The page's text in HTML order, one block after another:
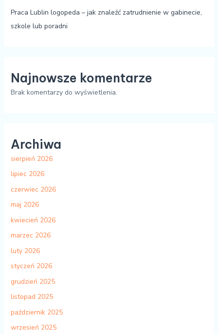
Praca Lublin logopeda – jak znaleźć zatrudnienie w gabinecie,
szkole lub poradni
Najnowsze komentarze
Brak komentarzy do wyświetlenia.
Archiwa
sierpień 2026
lipiec 2026
czerwiec 2026
maj 2026
kwiecień 2026
marzec 2026
luty 2026
styczeń 2026
grudzień 2025
listopad 2025
październik 2025
wrzesień 2025